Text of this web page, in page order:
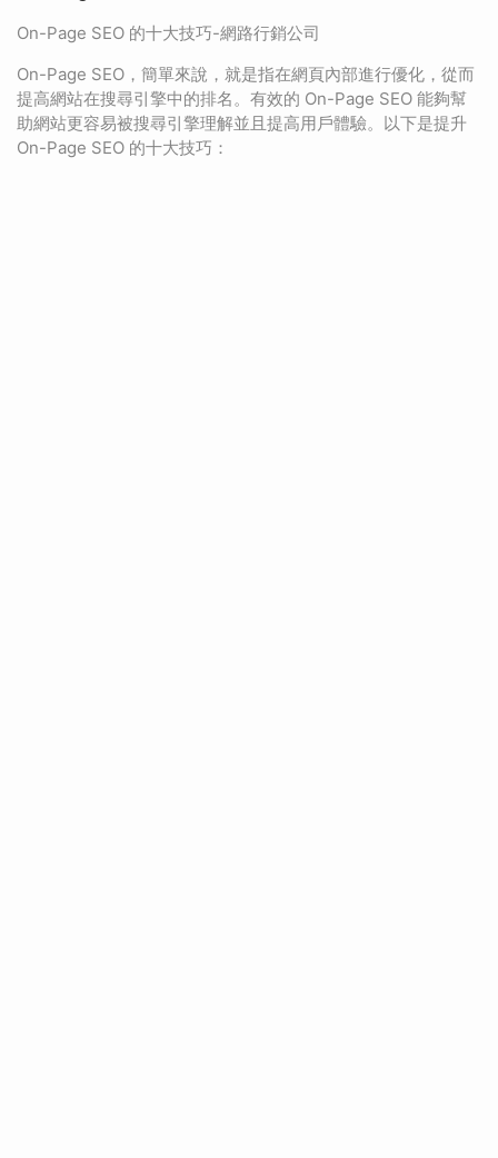
On-Page SEO 的十大技巧-網路行銷公司
On-Page SEO，簡單來說，就是指在網頁內部進行優化，從而
提高網站在搜尋引擎中的排名。有效的 On-Page SEO 能夠幫
助網站更容易被搜尋引擎理解並且提高用戶體驗。以下是提升
On-Page SEO 的十大技巧：